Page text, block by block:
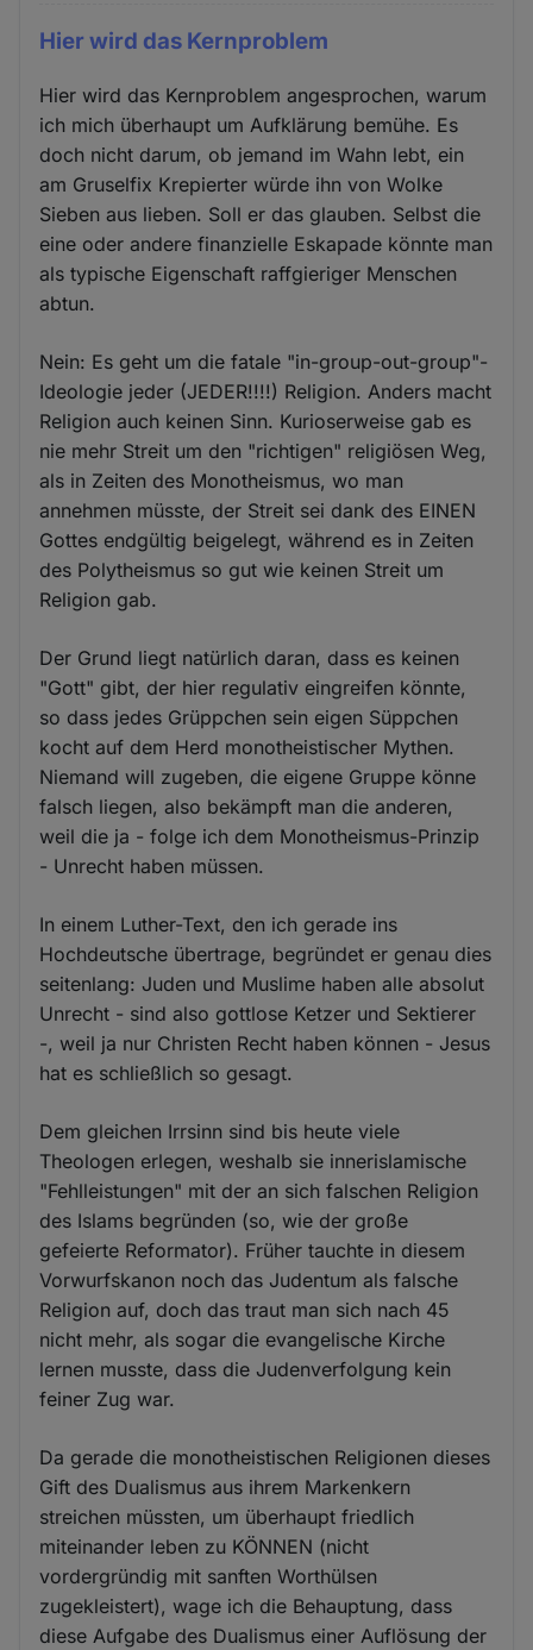
Hier wird das Kernproblem
Hier wird das Kernproblem angesprochen, warum
ich mich überhaupt um Aufklärung bemühe. Es
doch nicht darum, ob jemand im Wahn lebt, ein
am Gruselfix Krepierter würde ihn von Wolke
Sieben aus lieben. Soll er das glauben. Selbst die
eine oder andere finanzielle Eskapade könnte man
als typische Eigenschaft raffgieriger Menschen
abtun.
Nein: Es geht um die fatale "in-group-out-group"-
Ideologie jeder (JEDER!!!!) Religion. Anders macht
Religion auch keinen Sinn. Kurioserweise gab es
nie mehr Streit um den "richtigen" religiösen Weg,
als in Zeiten des Monotheismus, wo man
annehmen müsste, der Streit sei dank des EINEN
Gottes endgültig beigelegt, während es in Zeiten
des Polytheismus so gut wie keinen Streit um
Religion gab.
Der Grund liegt natürlich daran, dass es keinen
"Gott" gibt, der hier regulativ eingreifen könnte,
so dass jedes Grüppchen sein eigen Süppchen
kocht auf dem Herd monotheistischer Mythen.
Niemand will zugeben, die eigene Gruppe könne
falsch liegen, also bekämpft man die anderen,
weil die ja - folge ich dem Monotheismus-Prinzip
- Unrecht haben müssen.
In einem Luther-Text, den ich gerade ins
Hochdeutsche übertrage, begründet er genau dies
seitenlang: Juden und Muslime haben alle absolut
Unrecht - sind also gottlose Ketzer und Sektierer
-, weil ja nur Christen Recht haben können - Jesus
hat es schließlich so gesagt.
Dem gleichen Irrsinn sind bis heute viele
Theologen erlegen, weshalb sie innerislamische
"Fehlleistungen" mit der an sich falschen Religion
des Islams begründen (so, wie der große
gefeierte Reformator). Früher tauchte in diesem
Vorwurfskanon noch das Judentum als falsche
Religion auf, doch das traut man sich nach 45
nicht mehr, als sogar die evangelische Kirche
lernen musste, dass die Judenverfolgung kein
feiner Zug war.
Da gerade die monotheistischen Religionen dieses
Gift des Dualismus aus ihrem Markenkern
streichen müssten, um überhaupt friedlich
miteinander leben zu KÖNNEN (nicht
vordergründig mit sanften Worthülsen
zugekleistert), wage ich die Behauptung, dass
diese Aufgabe des Dualismus einer Auflösung der